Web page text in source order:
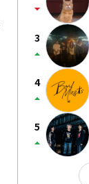
arrow_drop_down
3
arrow_drop_up
4
arrow_drop_up
5
arrow_drop_up